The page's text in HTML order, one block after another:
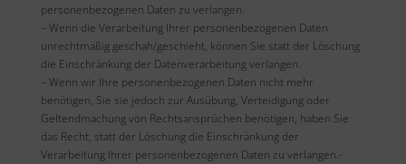
personenbezogenen Daten zu verlangen.
– Wenn die Verarbeitung Ihrer personenbezogenen Daten
unrechtmäßig geschah/geschieht, können Sie statt der Löschung
die Einschränkung der Datenverarbeitung verlangen.
– Wenn wir Ihre personenbezogenen Daten nicht mehr
benötigen, Sie sie jedoch zur Ausübung, Verteidigung oder
Geltendmachung von Rechtsansprüchen benötigen, haben Sie
das Recht, statt der Löschung die Einschränkung der
Verarbeitung Ihrer personenbezogenen Daten zu verlangen.-